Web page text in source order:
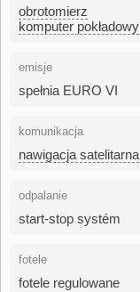
obrotomierz
komputer pokładowy
emisje
spełnia EURO VI
komunikacja
nawigacja satelitarna
odpalanie
start-stop systém
fotele
fotele regulowane